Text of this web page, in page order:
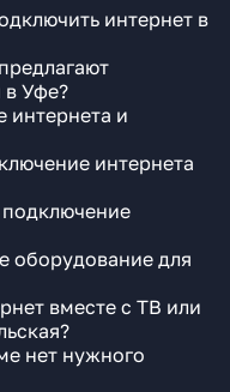
интернет в
в Уфе?
интернета и
интернета
оборудование для
вместе с ТВ или
нет нужного